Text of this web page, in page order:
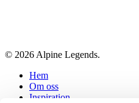
© 2026 Alpine Legends.
Close
Menu
Hem
Om oss
Inspiration